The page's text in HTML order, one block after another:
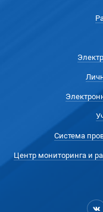
Система
Центр мониторинга и